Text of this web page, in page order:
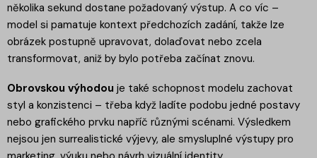
několika sekund dostane požadovaný výstup. A co víc –
model si pamatuje kontext předchozích zadání, takže lze
obrázek postupně upravovat, dolaďovat nebo zcela
transformovat, aniž by bylo potřeba začínat znovu.
Obrovskou výhodou je také schopnost modelu zachovat
styl a konzistenci – třeba když ladíte podobu jedné postavy
nebo grafického prvku napříč různými scénami. Výsledkem
nejsou jen surrealistické výjevy, ale smysluplné výstupy pro